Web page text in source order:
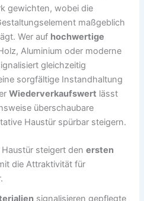
gewichten, wobei die
maßgeblich
Wer auf hochwertige
Aluminium oder moderne
gleichzeitig
sorgfältige Instandhaltung
Wiederverkaufswert lässt
überschaubare
Haustür spürbar steigern.
steigert denersten
die Attraktivität für
signalisieren gepflegte